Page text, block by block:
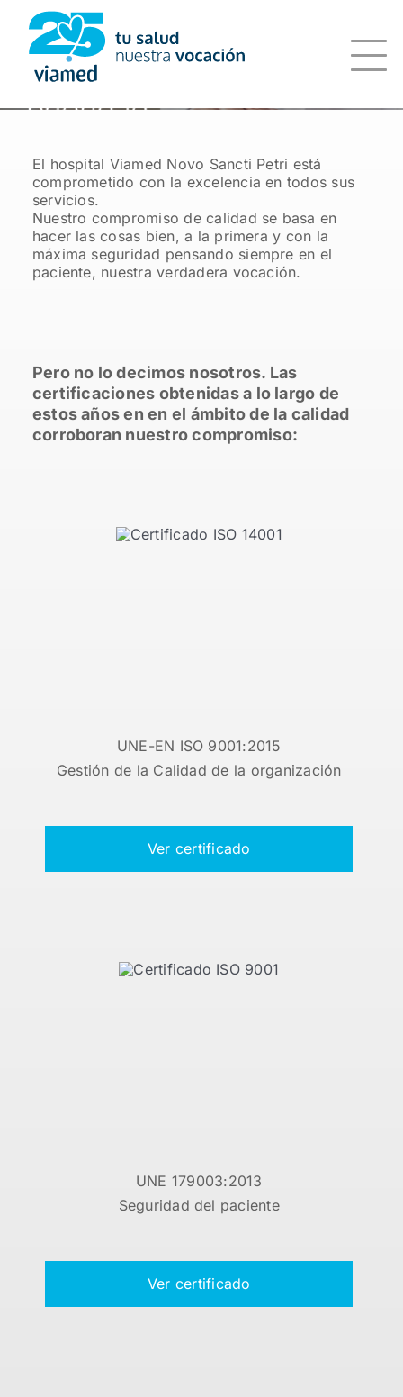
Saltar
contenido
El hospital Viamed Novo Sancti Petri está
comprometido con la excelencia en todos sus
servicios.
Nuestro compromiso de calidad se basa en
hacer las cosas bien, a la primera y con la
máxima seguridad pensando siempre en el
paciente, nuestra verdadera vocación.
Pero no lo decimos nosotros. Las
certificaciones obtenidas a lo largo de
estos años en en el ámbito de la calidad
corroboran nuestro compromiso:
UNE-EN ISO 9001:2015
Gestión de la Calidad de la organización
Ver certificado
UNE 179003:2013
Seguridad del paciente
Ver certificado